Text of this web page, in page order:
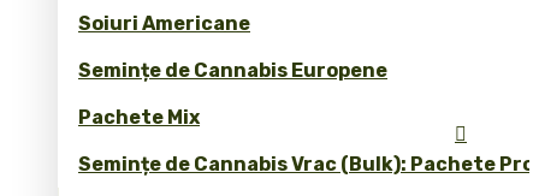
Soiuri Americane
Semințe de Cannabis Europene
Pachete Mix
Semințe de Cannabis Vrac (Bulk): Pachete
